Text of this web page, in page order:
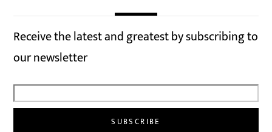
Receive the latest and greatest by subscribing to
our newsletter